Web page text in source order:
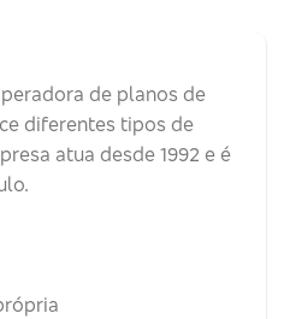
de planos de
diferentes tipos de
atua desde 1992 e é